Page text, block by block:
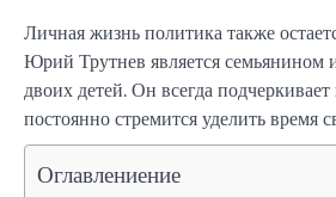
Личная жизнь политика также
Юрий Трутнев является
двоих детей. Он всегда
постоянно стремится уделить время
Оглавлениение